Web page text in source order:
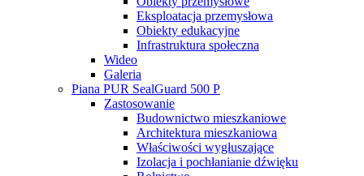
Eksploatacja przemysłowa
Obiekty edukacyjne
Infrastruktura społeczna
Wideo
Galeria
Piana PUR SealGuard 500 P
Zastosowanie
Budownictwo mieszkaniowe
Architektura mieszkaniowa
Właściwości wygłuszające
Izolacja i pochłanianie dźwięku